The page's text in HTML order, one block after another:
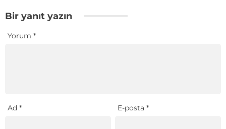
Bir yanıt yazın
Yorum *
Ad * E-posta*